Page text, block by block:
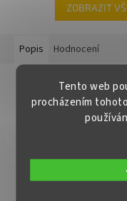
Tento web
procházením
med, marmelády, džemy,
pesto, ovoce nebo
✅Oblíbená sklenice díky
✅ Twist Off šroubový
✅ Různá víčka TO 66 ke
objednejteZDE
ZOBRAZIT
Popis Hodnocení
Detailní popis
Sklenice na
Dárkové zavařovací
nezbytným
zavařování. Tyto
zeleniny, ale také pro
marmelády, džemy.